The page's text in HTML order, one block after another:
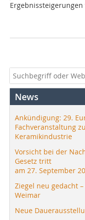
News
Ankündigung: 29.
Fachveranstaltung
Keramikindustrie
Vorsicht bei der
Gesetz tritt
am 27. September
Ziegel neu gedacht –
Weimar
Neue